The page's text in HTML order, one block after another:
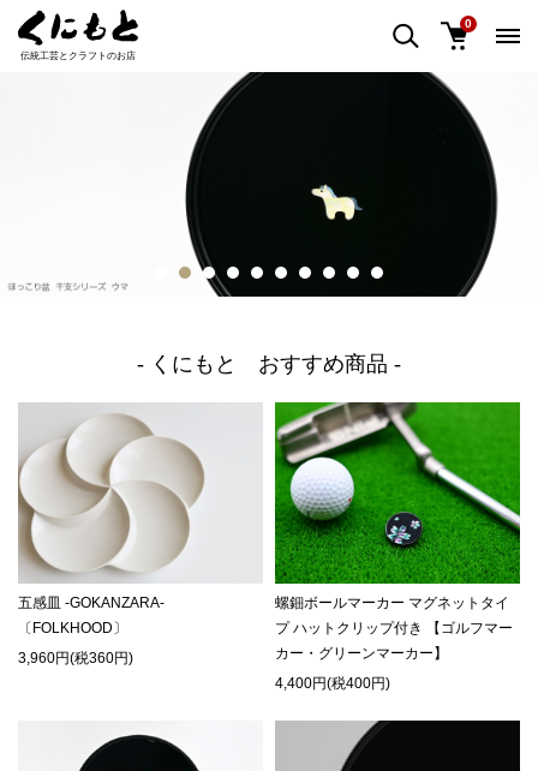
伝統工芸とクラフトのお店
0
- くにもと おすすめ商品 -
五感皿 -GOKANZARA-
〔FOLKHOOD〕
3,960円(税360円)
螺鈿ボールマーカー マグネットタイ
プ ハットクリップ付き 【ゴルフマー
カー・グリーンマーカー】
4,400円(税400円)